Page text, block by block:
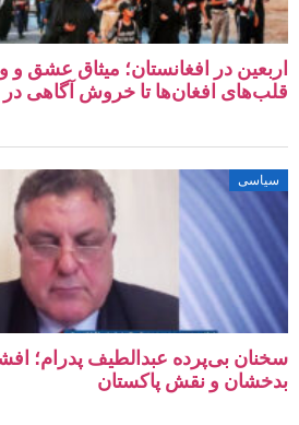
اربعین در افغانستان؛ میثاق عشق
قلب‌های افغان‌ها تا خروش آگاهی در
سیاسی
سخنان بی‌پرده عبدالطیف پدرام؛
بدخشان و نقش پاکستان